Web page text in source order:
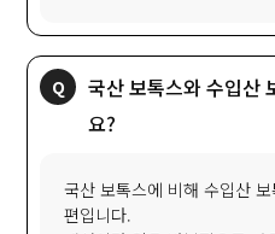
국산 보톡스와 수입산
요?
국산 보톡스에 비해 수입산
편입니다.